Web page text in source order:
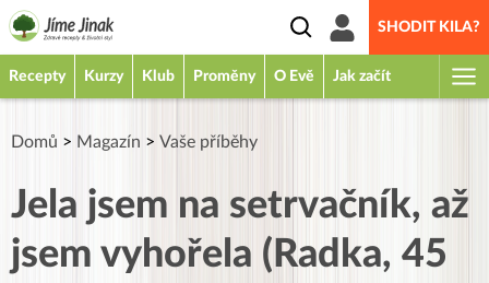
SHODIT KILA?
Recepty Kurzy Klub Proměny O Evě Jak začít
Domů > Magazín > Vaše příběhy
Jela jsem na setrvačník, až
jsem vyhořela (Radka, 45